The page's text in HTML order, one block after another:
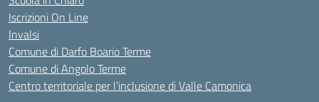
Iscrizioni On Line
Invalsi
Comune di Darfo Boario Terme
Comune di Angolo Terme
Centro territoriale per l’inclusione di Valle Camonica